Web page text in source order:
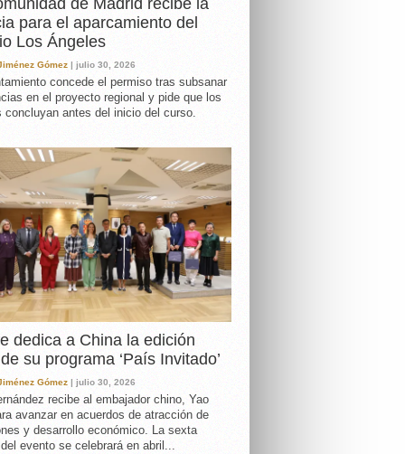
para el aparcamiento del
Los Ángeles
Gómez | julio 30, 2026
concede el permiso tras subsanar
en el proyecto regional y pide que los
concluyan antes del inicio del curso.
dedica a China la edición
su programa ‘País Invitado’
Gómez | julio 30, 2026
recibe al embajador chino, Yao
avanzar en acuerdos de atracción de
y desarrollo económico. La sexta
evento se celebrará en abril...